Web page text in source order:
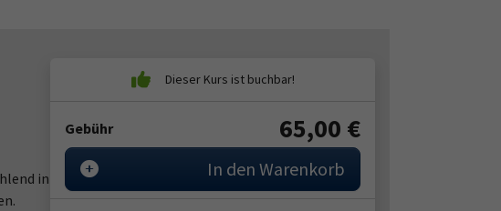
in
Gebühr 65,00 €
In den Warenkorb